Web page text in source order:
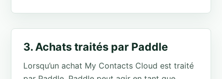
3. Achats traités par Paddle
Lorsqu’un achat My Contacts Cloud est traité